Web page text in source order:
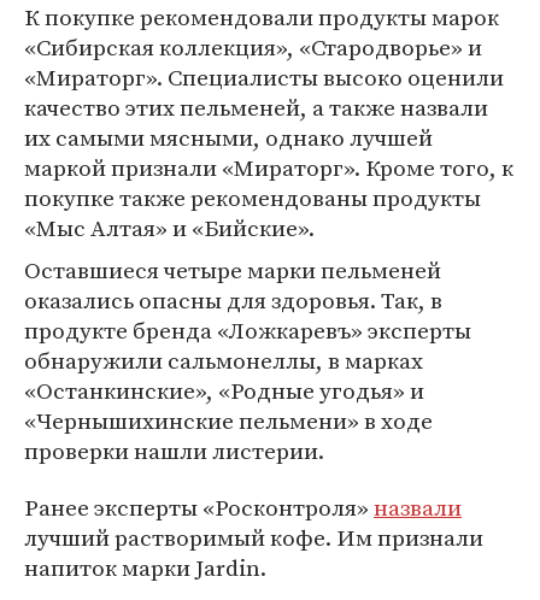
К покупке рекомендовали продукты марок
«Сибирская коллекция», «Стародворье» и
«Мираторг». Специалисты высоко оценили
качество этих пельменей, а также назвали
их самыми мясными, однако лучшей
маркой признали «Мираторг». Кроме того, к
покупке также рекомендованы продукты
«Мыс Алтая» и «Бийские».
Оставшиеся четыре марки пельменей
оказались опасны для здоровья. Так, в
продукте бренда «Ложкаревъ» эксперты
обнаружили сальмонеллы, в марках
«Останкинские», «Родные угодья» и
«Чернышихинские пельмени» в ходе
проверки нашли листерии.
Ранее эксперты «Росконтроля»назвали
лучший растворимый кофе. Им признали
напиток марки Jardin.